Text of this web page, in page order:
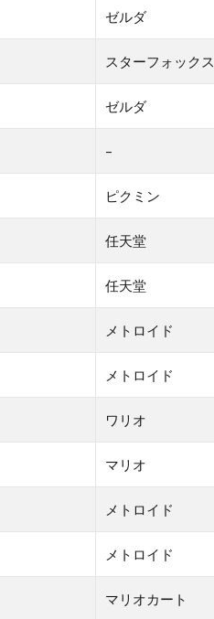
ゼルダ
スターフォックス
ゼルダ
–
ピクミン
任天堂
任天堂
メトロイド
メトロイド
ワリオ
マリオ
メトロイド
メトロイド
マリオカート